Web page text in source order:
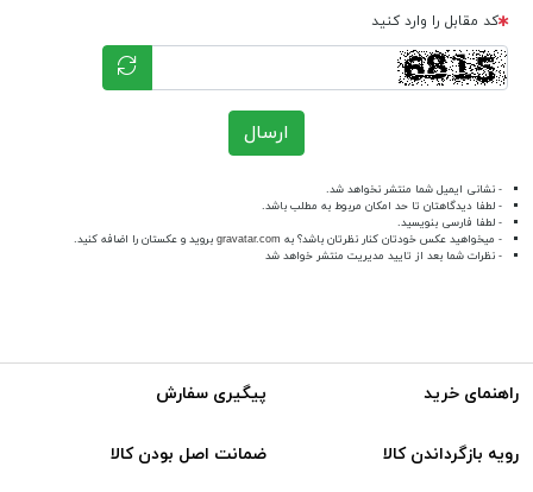
کد مقابل را وارد کنید
ارسال
- نشانی ایمیل شما منتشر نخواهد شد.
- لطفا دیدگاهتان تا حد امکان مربوط به مطلب باشد.
- لطفا فارسی بنویسید.
- میخواهید عکس خودتان کنار نظرتان باشد؟ به gravatar.com بروید و عکستان را اضافه کنید.
- نظرات شما بعد از تایید مدیریت منتشر خواهد شد
راهنمای خرید پیگیری سفارش
رویه بازگرداندن کالا ضمانت اصل بودن کالا